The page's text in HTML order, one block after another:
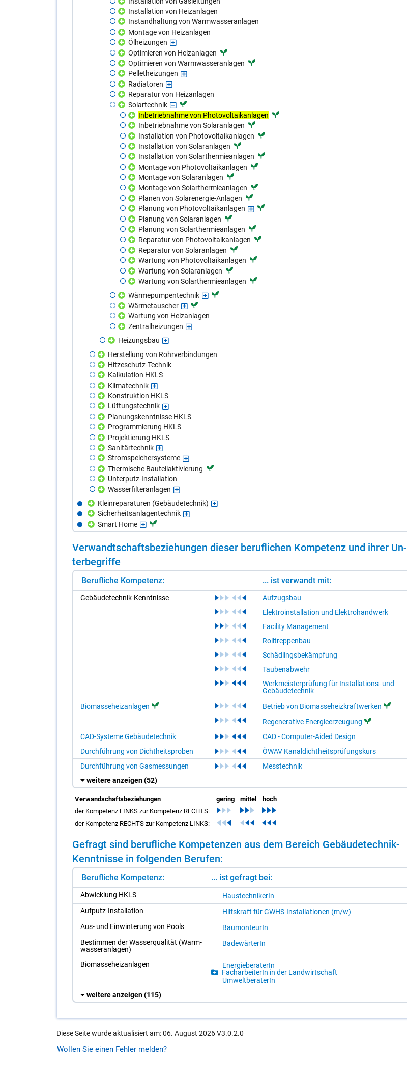
Installation von Heizanlagen
Instandhaltung von Warmwasseranlagen
Montage von Heizanlagen
Ölheizungen
Optimieren von Heizanlagen
Optimieren von Warmwasseranlagen
Pelletheizungen
Radiatoren
Reparatur von Heizanlagen
Solartechnik
Inbetriebnahme von Photovoltaikanlagen
Inbetriebnahme von Solaranlagen
Installation von Photovoltaikanlagen
Installation von Solaranlagen
Installation von Solarthermieanlagen
Montage von Photovoltaikanlagen
Montage von Solaranlagen
Montage von Solarthermieanlagen
Planen von Solarenergie-Anlagen
Planung von Photovoltaikanlagen
Planung von Solaranlagen
Planung von Solarthermieanlagen
Reparatur von Photovoltaikanlagen
Reparatur von Solaranlagen
Wartung von Photovoltaikanlagen
Wartung von Solaranlagen
Wartung von Solarthermieanlagen
Wärmepumpentechnik
Wärmetauscher
Wartung von Heizanlagen
Zentralheizungen
Heizungsbau
Herstellung von Rohrverbindungen
Hitzeschutz-Technik
Kalkulation HKLS
Klimatechnik
Konstruktion HKLS
Lüftungstechnik
Planungskenntnisse HKLS
Programmierung HKLS
Projektierung HKLS
Sanitärtechnik
Stromspeichersysteme
Thermische Bauteilaktivierung
Unterputz-Installation
Wasserfilteranlagen
Kleinreparaturen (Gebäudetechnik)
Sicherheitsanlagentechnik
Smart Home
Ver­wandt­schafts­be­zie­hun­gen die­ser be­ruf­li­chen Kom­pe­tenz und ih­rer Un­
ter­be­grif­fe
Berufliche Kompetenz: ... ist verwandt mit:
Ge­bäu­de­tech­nik-Kennt­nis­se
Aufzugsbau
Elektroinstallation und Elektrohandwerk
Facility Management
Rolltreppenbau
Schädlingsbekämpfung
Taubenabwehr
Werkmeisterprüfung für Installations- und
Gebäudetechnik
Biomasseheizanlagen
Betrieb von Biomasseheizkraftwerken
Regenerative Energieerzeugung
CAD-Systeme Gebäudetechnik
CAD - Computer-Aided Design
Durchführung von Dichtheitsproben
ÖWAV Kanaldichtheitsprüfungskurs
Durchführung von Gasmessungen
Messtechnik
weitere anzeigen(52)
Verwandschaftsbeziehungen gering mittel
hoch
der Kompetenz LINKS zur Kompetenz RECHTS:
der Kompetenz RECHTS zur Kompetenz LINKS:
Ge­fragt sind be­ruf­li­che Kom­pe­ten­zen aus dem Be­reich Ge­bäu­de­tech­nik-
Kennt­nis­se in fol­gen­den Be­ru­fen:
Berufliche Kompetenz: ... ist gefragt bei:
Ab­wick­lung HKLS
Haus­tech­ni­ke­rIn
Auf­putz-In­stal­la­ti­on
Hilfs­kraft für GWHS-In­stal­la­tio­nen (m/​w)
Aus- und Ein­win­te­rung von Pools
Bau­mon­teu­rIn
Be­stim­men der Was­ser­qua­li­tät (Warm­
was­ser­an­la­gen)
Ba­de­wär­te­rIn
Bio­mas­seh­eiz­an­la­gen
En­er­gie­be­ra­te­rIn
Fach­ar­bei­te­rIn in der Land­wirt­schaft
Um­welt­be­ra­te­rIn
weitere anzeigen(115)
Diese Seite wurde aktualisiert am: 06. August 2026 V3.0.2.0
Wollen Sie einen Fehler melden?